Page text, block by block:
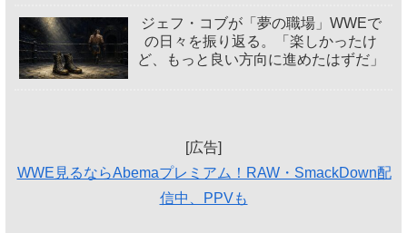
ジェフ・コブが「夢の職場」WWEで
の日々を振り返る。「楽しかったけ
ど、もっと良い方向に進めたはずだ」
[広告]
WWE見るならAbemaプレミアム！RAW・SmackDown配
信中、PPVも